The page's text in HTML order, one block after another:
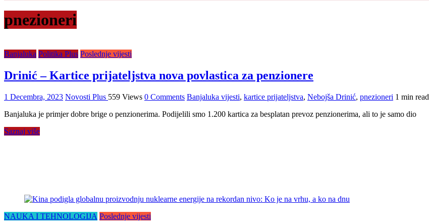
pnezioneri
Banjaluka Politika Plus Poslednje vijesti
Drinić – Kartice prijateljstva nova povlastica za penzionere
1 Decembra, 2023 Novosti Plus 559 Views 0 Comments Banjaluka vijesti, kartice prijateljstva, Nebojša Drinić, pnezioneri 1 min read
Banjaluka je primjer dobre brige o penzionerima. Podijelili smo 1.200 kartica za besplatan prevoz penzionerima, ali to je samo dio
Saznaj više
NAUKA I TEHNOLOGIJA Poslednje vijesti